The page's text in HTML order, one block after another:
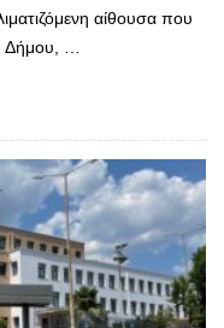
αίθουσα που
Δήμου, …